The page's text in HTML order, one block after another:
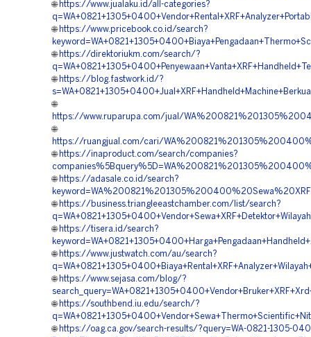
🌐 https://www.jualaku.id/all-categories?
🌐 https://www.pricebook.co.id/search?
🌐 https://direktoriukm.com/search/?
🌐 https://blog.fastwork.id/?
🌐
https://www.ruparupa.com/jual/
🌐
https://ruangjual.com/cari/
🌐 https://inaproduct.com/search/companies?
🌐 https://adasale.co.id/search?
🌐 https://business.triangleeastchamber.com/list/search?
🌐 https://tisera.id/search?
🌐 https://www.justwatch.com/au/search?
🌐 https://www.sejasa.com/blog/?
🌐 https://southbend.iu.edu/search/?
🌐 https://oag.ca.gov/search-results/?query=WA-0821-1305-